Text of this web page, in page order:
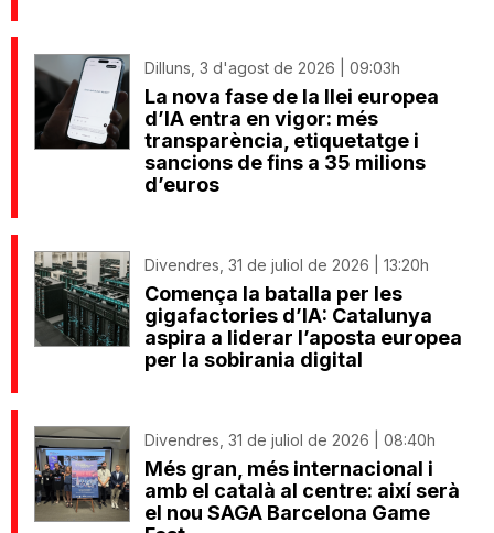
Dilluns, 3 d'agost de 2026 | 09:03h
La nova fase de la llei europea
d’IA entra en vigor: més
transparència, etiquetatge i
sancions de fins a 35 milions
d’euros
Divendres, 31 de juliol de 2026 | 13:20h
Comença la batalla per les
gigafactories d’IA: Catalunya
aspira a liderar l’aposta europea
per la sobirania digital
Divendres, 31 de juliol de 2026 | 08:40h
Més gran, més internacional i
amb el català al centre: així serà
el nou SAGA Barcelona Game